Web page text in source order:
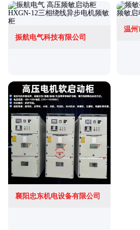
振航电气科技有限公司
襄阳忠东机电设备有限公司